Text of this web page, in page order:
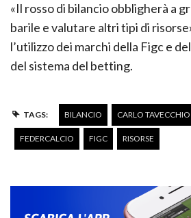
«Il rosso di bilancio obbligherà a
barile e valutare altri tipi di
l’utilizzo dei marchi della Figc e
del sistema del betting.
TAGS: BILANCIO CARLO TAVECCHIO
FEDERCALCIO FIGC RISORSE